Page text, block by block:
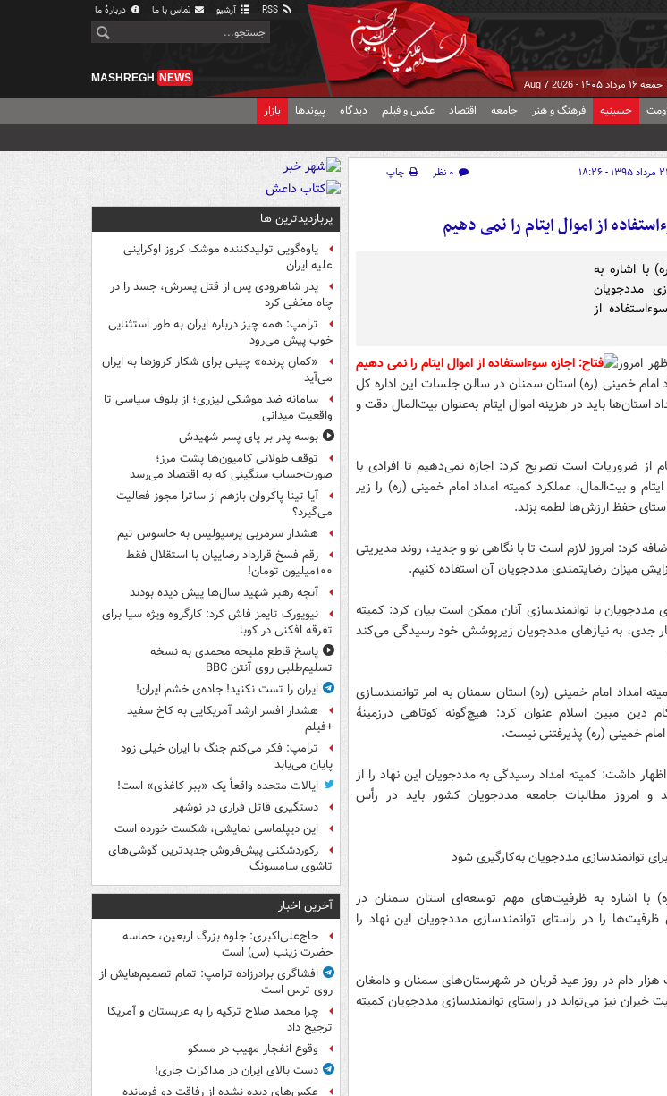
آرشیو تماس با ما دربارهٔ ما
جمعه ۱۶ مرداد ۱۴۰۵ - Aug 7 2026
MASHREGH NEWS
حسینیه فرهنگ و هنر جامعه اقتصاد عکس و فیلم دیدگاه پیوندها بازار
۲۱ مرداد ۱۳۹۵ - ۱۸:۲۶ ۰ نظر
چاپ
از اموال ایتام را نمی دهیم
با اشاره به
مددجویان
از
امروز
امام خمینی (ره) استان سمنان در سالن جلسات این اداره کل
استان‌ها باید در هزینه اموال ایتام به‌عنوان بیت‌المال دقت و
از ضروریات است تصریح کرد: اجازه نمی‌دهیم تا افرادی با
و بیت‌المال، عملکرد کمیته امداد امام خمینی (ره) را زیر
حفظ ارزش‌ها لطمه بزند.
کرد: امروز لازم است تا با نگاهی نو و جدید، روند مدیریتی
میزان رضایتمندی مددجویان آن استفاده کنیم.
مددجویان با توانمندسازی آنان ممکن است بیان کرد: کمیته
جدی، به نیازهای مددجویان زیرپوشش خود رسیدگی می‌کند
امداد امام خمینی (ره) استان سمنان به امر توانمندسازی
دین مبین اسلام عنوان کرد: هیچ‌گونه کوتاهی درزمینهٔ
خمینی (ره) پذیرفتنی نیست.
داشت: کمیته امداد رسیدگی به مددجویان این نهاد را از
و امروز مطالبات جامعه مددجویان کشور باید در رأس
توانمندسازی مددجویان به‌کارگیری شود
با اشاره به ظرفیت‌های مهم توسعه‌ای استان سمنان در
ظرفیت‌ها را در راستای توانمندسازی مددجویان این نهاد را
دام در روز عید قربان در شهرستان‌های سمنان و دامغان
نیز می‌تواند در راستای توانمندسازی مددجویان کمیته
پربازدیدترین ها
یاوه‌گویی تولیدکننده موشک کروز اوکراینی
علیه ایران
پدر شاهرودی پس از قتل پسرش، جسد را در
چاه مخفی کرد
ترامپ: همه چیز درباره ایران به طور استثنایی
خوب پیش می‌رود
«کمانِ پرنده» چینی برای شکار کروزها به ایران
می‌آید
سامانه ضد موشکی لیزری؛ از بلوف سیاسی تا
واقعیت میدانی
بوسه‌ پدر بر پای پسر شهیدش
توقف طولانی کامیون‌ها پشت مرز؛
صورت‌حساب سنگینی که به اقتصاد می‌رسد
آیا تینا پاکروان بازهم از ساترا مجوز فعالیت
می‌گیرد؟
هشدار سرمربی پرسپولیس به جاسوس تیم
رقم فسخ قرارداد رضاییان با استقلال فقط
۱۰۰میلیون تومان!
آنچه رهبر شهید سال‌ها پیش دیده بودند
نیویورک تایمز فاش کرد: کارگروه ویژه سیا برای
تفرقه افکنی در کوبا
پاسخ قاطع ملیحه محمدی به نسخه
تسلیم‌طلبی روی آنتن BBC
ایران را تست نکنید! جاده‌ی خشم ایران!
هشدار افسر ارشد آمریکایی به کاخ سفید
+فیلم
ترامپ: فکر می‌کنم جنگ با ایران خیلی زود
پایان می‌یابد
ایالات متحده واقعاً یک «ببر کاغذی» است!
دستگیری قاتل فراری در نوشهر
این دیپلماسی نمایشی، شکست خورده است
رکوردشکنی پیش‌فروش جدیدترین گوشی‌های
تاشوی سامسونگ
آخرین اخبار
حاج‌علی‌اکبری: جلوه بزرگ اربعین، حماسه
حضرت زینب (س) است
افشاگری برادرزاده ترامپ: تمام تصمیم‌هایش از
روی ترس است
چرا محمد صلاح ترکیه را به عربستان و آمریکا
ترجیح داد
وقوع انفجار مهیب در مسکو
دست بالای ایران در مذاکرات جاری!
عکس‌های دیده نشده از رفاقت دو فرمانده‌